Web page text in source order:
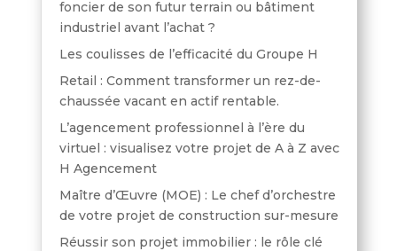
foncier de son futur terrain ou bâtiment
industriel avant l’achat ?
Les coulisses de l’efficacité du Groupe H
Retail : Comment transformer un rez-de-
chaussée vacant en actif rentable.
L’agencement professionnel à l’ère du
virtuel : visualisez votre projet de A à Z avec
H Agencement
Maître d’Œuvre (MOE) : Le chef d’orchestre
de votre projet de construction sur-mesure
Réussir son projet immobilier : le rôle clé